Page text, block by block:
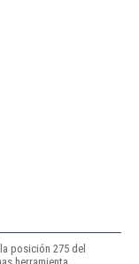
posición 275 del